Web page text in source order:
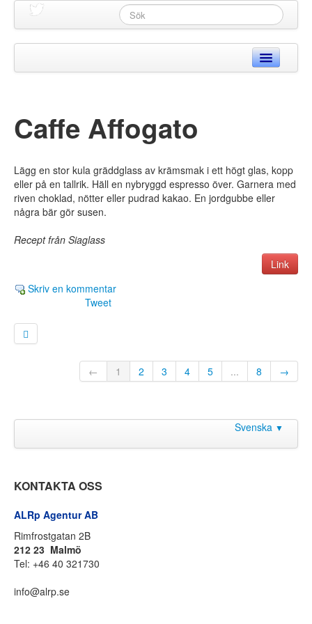
Webbshop
Begagnat
Glass & Mjölk
Support▼
Caffe Affogato
Lägg en stor kula gräddglass av krämsmak i ett högt glas, kopp
eller på en tallrik. Häll en nybryggd espresso över. Garnera med
riven choklad, nötter eller pudrad kakao. En jordgubbe eller
några bär gör susen.
Recept från Siaglass
Link
Skriv en kommentar
Tweet
← 1 2 3 4 5 ... 8 →
Svenska ▼
KONTAKTA OSS
ALRp Agentur AB
Rimfrostgatan 2B
212 23 Malmö
Tel: +46 40 321730
info@alrp.se